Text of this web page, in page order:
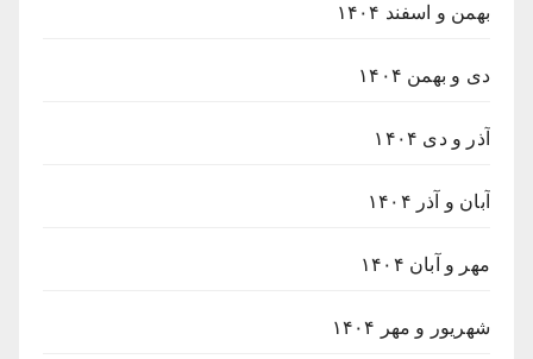
بهمن و اسفند ۱۴۰۴
دی و بهمن ۱۴۰۴
آذر و دی ۱۴۰۴
آبان و آذر ۱۴۰۴
مهر و آبان ۱۴۰۴
شهریور و مهر ۱۴۰۴